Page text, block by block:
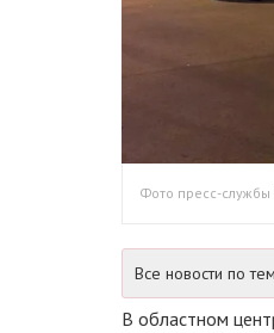
Фото пресс-
Все новости по
В областном